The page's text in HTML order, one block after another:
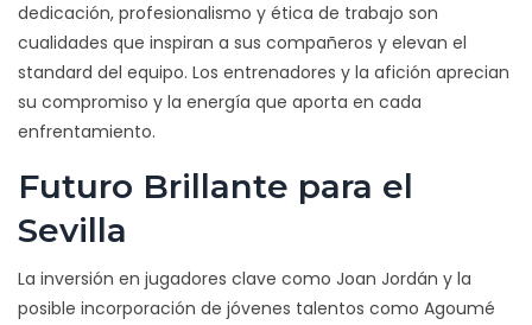
dedicación, profesionalismo y ética de trabajo son
cualidades que inspiran a sus compañeros y elevan el
standard del equipo. Los entrenadores y la afición aprecian
su compromiso y la energía que aporta en cada
enfrentamiento.
Futuro Brillante para el
Sevilla
La inversión en jugadores clave como Joan Jordán y la
posible incorporación de jóvenes talentos como Agoumé